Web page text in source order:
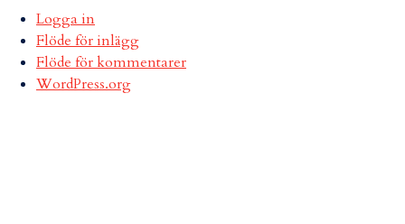
Logga in
Flöde för inlägg
Flöde för kommentarer
WordPress.org